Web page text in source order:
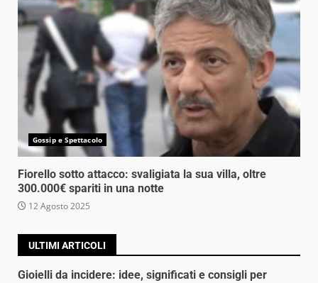
Gossip e Spettacolo
Fiorello sotto attacco: svaligiata la sua villa, oltre
300.000€ spariti in una notte
12 Agosto 2025
ULTIMI ARTICOLI
Gioielli da incidere: idee, significati e consigli per